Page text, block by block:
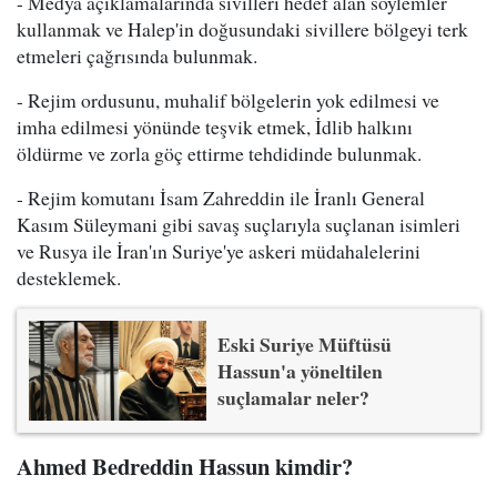
kullanmak ve Halep'in doğusundaki sivillere bölgeyi terk
etmeleri çağrısında bulunmak.
- Rejim ordusunu, muhalif bölgelerin yok edilmesi ve
imha edilmesi yönünde teşvik etmek, İdlib halkını
öldürme ve zorla göç ettirme tehdidinde bulunmak.
- Rejim komutanı İsam Zahreddin ile İranlı General
Kasım Süleymani gibi savaş suçlarıyla suçlanan isimleri
ve Rusya ile İran'ın Suriye'ye askeri müdahalelerini
desteklemek.
Eski Suriye Müftüsü
Hassun'a yöneltilen
suçlamalar neler?
Ahmed Bedreddin Hassun kimdir?